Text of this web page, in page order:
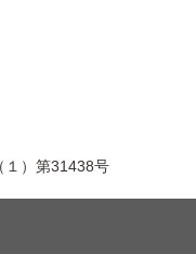
１）第31438号